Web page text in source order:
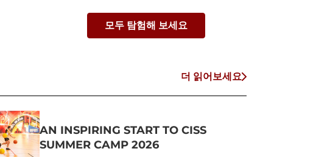
모두 탐험해 보세요
더 읽어보세요
AN INSPIRING START TO CISS
SUMMER CAMP 2026